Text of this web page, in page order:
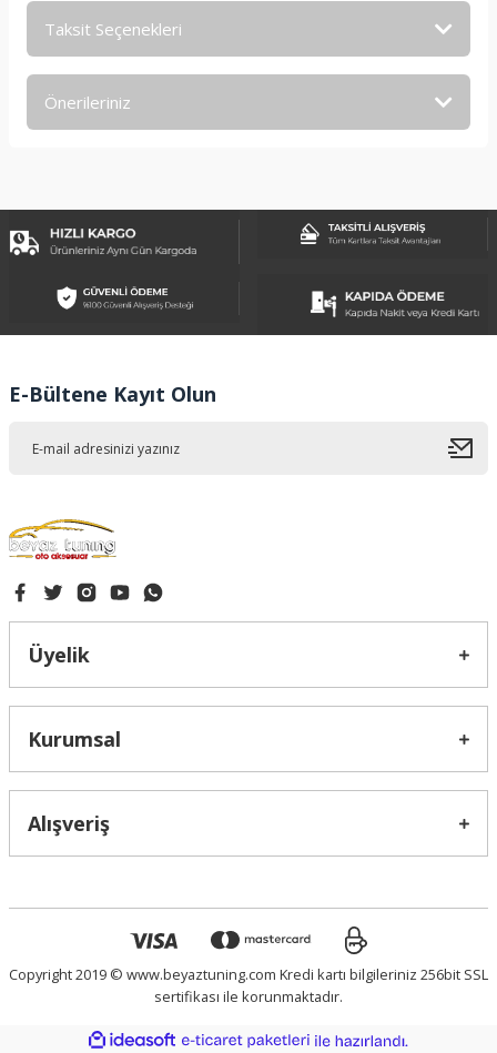
Taksit Seçenekleri
Önerileriniz
Görüş ve önerileriniz için teşekkür ederiz.
Ürün açıklamasında eksik bilgiler bulunuyor.
Ürün bilgilerinde hatalar bulunuyor.
Bu ürüne benzer farklı alternatifler olmalı.
E-Bültene Kayıt Olun
Üyelik
Kurumsal
Alışveriş
Copyright 2019 © www.beyaztuning.com Kredi kartı bilgileriniz 256bit SSL
sertifikası ile korunmaktadır.
ideasoft
e-